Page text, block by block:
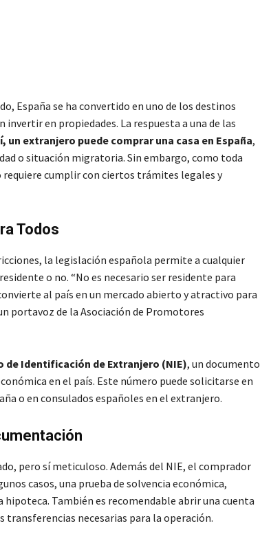
España se ha convertido en uno de los destinos
en propiedades. La respuesta a una de las
un extranjero puede comprar una casa en España,
o situación migratoria. Sin embargo, como toda
cumplir con ciertos trámites legales y
Todos
la legislación española permite a cualquier
o no. “No es necesario ser residente para
al país en un mercado abierto y atractivo para
portavoz de la Asociación de Promotores
de Identificación de Extranjero (NIE), un documento
en el país. Este número puede solicitarse en
o en consulados españoles en el extranjero.
pero sí meticuloso. Además del NIE, el comprador
casos, una prueba de solvencia económica,
También es recomendable abrir una cuenta
transferencias necesarias para la operación.